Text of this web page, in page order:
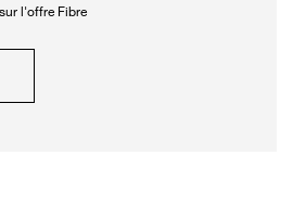
l'offre Fibre